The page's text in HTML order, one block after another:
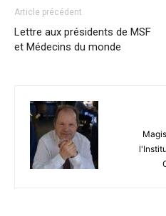
Article précédent
Lettre aux présidents de MSF
et Médecins du monde